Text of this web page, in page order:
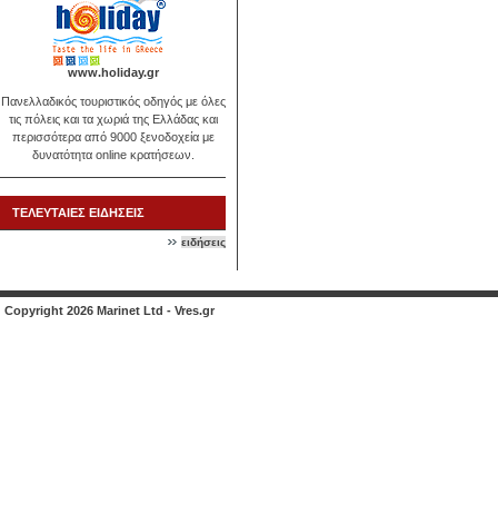
www.holiday.gr
Πανελλαδικός τουριστικός οδηγός με όλες
τις πόλεις και τα χωριά της Ελλάδας και
περισσότερα από 9000 ξενοδοχεία με
δυνατότητα online κρατήσεων.
ΤΕΛΕΥΤΑΙΕΣ ΕΙΔΗΣΕΙΣ
ειδήσεις
Copyright 2026 Marinet Ltd - Vres.gr